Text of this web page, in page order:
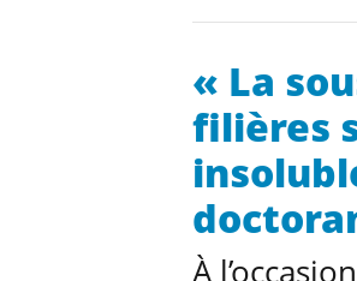
« La
filières
À